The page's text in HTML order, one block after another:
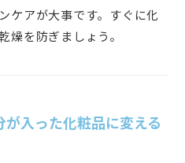
ケアが大事です。すぐに化
燥を防ぎましょう。
が入った化粧品に変える